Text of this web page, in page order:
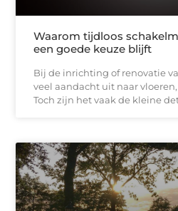
Waarom tijdloos
een goede keuze blijft
Bij de inrichting of renovatie
veel aandacht uit naar
Toch zijn het vaak de kleine